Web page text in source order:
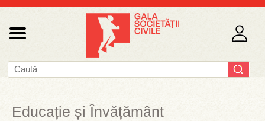
Educație și Învățământ